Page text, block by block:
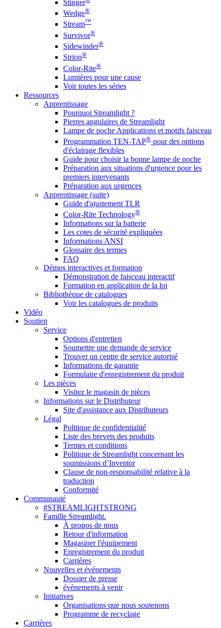
Stinger
Wedge®
Stream™
Survivor®
Sidewinder®
Strion®
Color-Rite®
Lumières pour une cause
Voir toutes les séries
Ressources
Apprentissage
Pourquoi Streamlight ?
Pierres angulaires de Streamlight
Lampe de poche Applications et motifs faisceau
Programmation TEN-TAP® pour des options
d'éclairage flexibles
Guide pour choisir la bonne lampe de poche
Préparation aux situations d'urgence pour les
premiers intervenants
Préparation aux urgences
Apprentissage (suite)
Guide d'ajustement TLR
Color-Rite Technology®
Informations sur la batterie
Les cotes de sécurité expliquées
Informations ANSI
Glossaire des termes
FAQ
Démos interactives et formation
Démonstration de faisceau interactif
Formation en application de la loi
Bibliothèque de catalogues
Voir les catalogues de produits
Vidéo
Soutien
Service
Options d'entretien
Soumettre une demande de service
Trouver un centre de service autorisé
Informations de garantie
Formulaire d'enregistrement du produit
Les pièces
Visitez le magasin de pièces
Informations sur le Distributeur
Site d'assistance aux Distributeurs
Légal
Politique de confidentialité
Liste des brevets des produits
Termes et conditions
Politique de Streamlight concernant les
soumissions d’Inventor
Clause de non-responsabilité relative à la
traduction
Conformité
Communauté
#STREAMLIGHTSTRONG
Famille Streamlight.
À propos de nous
Retour d'information
Magasiner l'équipement
Enregistrement du produit
Carrières
Nouvelles et événements
Dossier de presse
évènements à venir
Initiatives
Organisations que nous soutenons
Programme de recyclage
Carrières